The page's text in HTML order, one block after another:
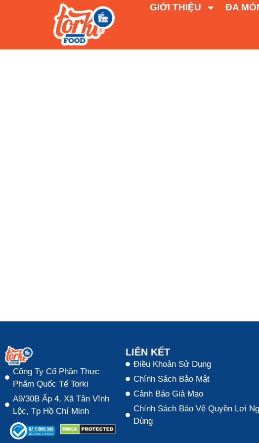
GIỚI THIỆU ĐA
Công Ty Cổ Phần Thực
Phẩm Quốc Tế Torki
A9/30B Ấp 4, Xã Tân Vĩnh
Lộc, Tp Hồ Chí Minh
LIÊN KẾT
Điều Khoản Sử Dụng
Chính Sách Bảo Mật
Cảnh Báo Giả Mạo
Chính Sách Bảo Vệ Quyền Lợi
Dùng